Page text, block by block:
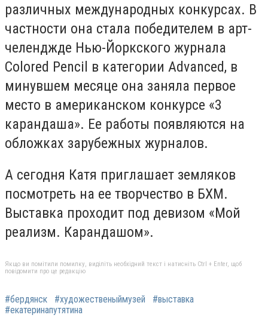
различных международных конкурсах. В
частности она стала победителем в арт-
челенджде Нью-Йоркского журнала
Colored Pencil в категории Advanced, в
минувшем месяце она заняла первое
место в американском конкурсе «3
карандаша». Ее работы появляются на
обложках зарубежных журналов.
А сегодня Катя приглашает земляков
посмотреть на ее творчество в БХМ.
Выставка проходит под девизом «Мой
реализм. Карандашом».
Якщо ви помітили помилку, виділіть необхідний текст і натисніть Ctrl + Enter, щоб
повідомити про це редакцію
#бердянск #художественыймузей
#выставка
#екатеринапутятина